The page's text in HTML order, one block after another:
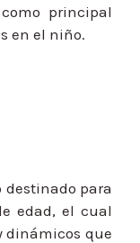
principal
en el niño.
destinado para
edad, el cual
dinámicos que